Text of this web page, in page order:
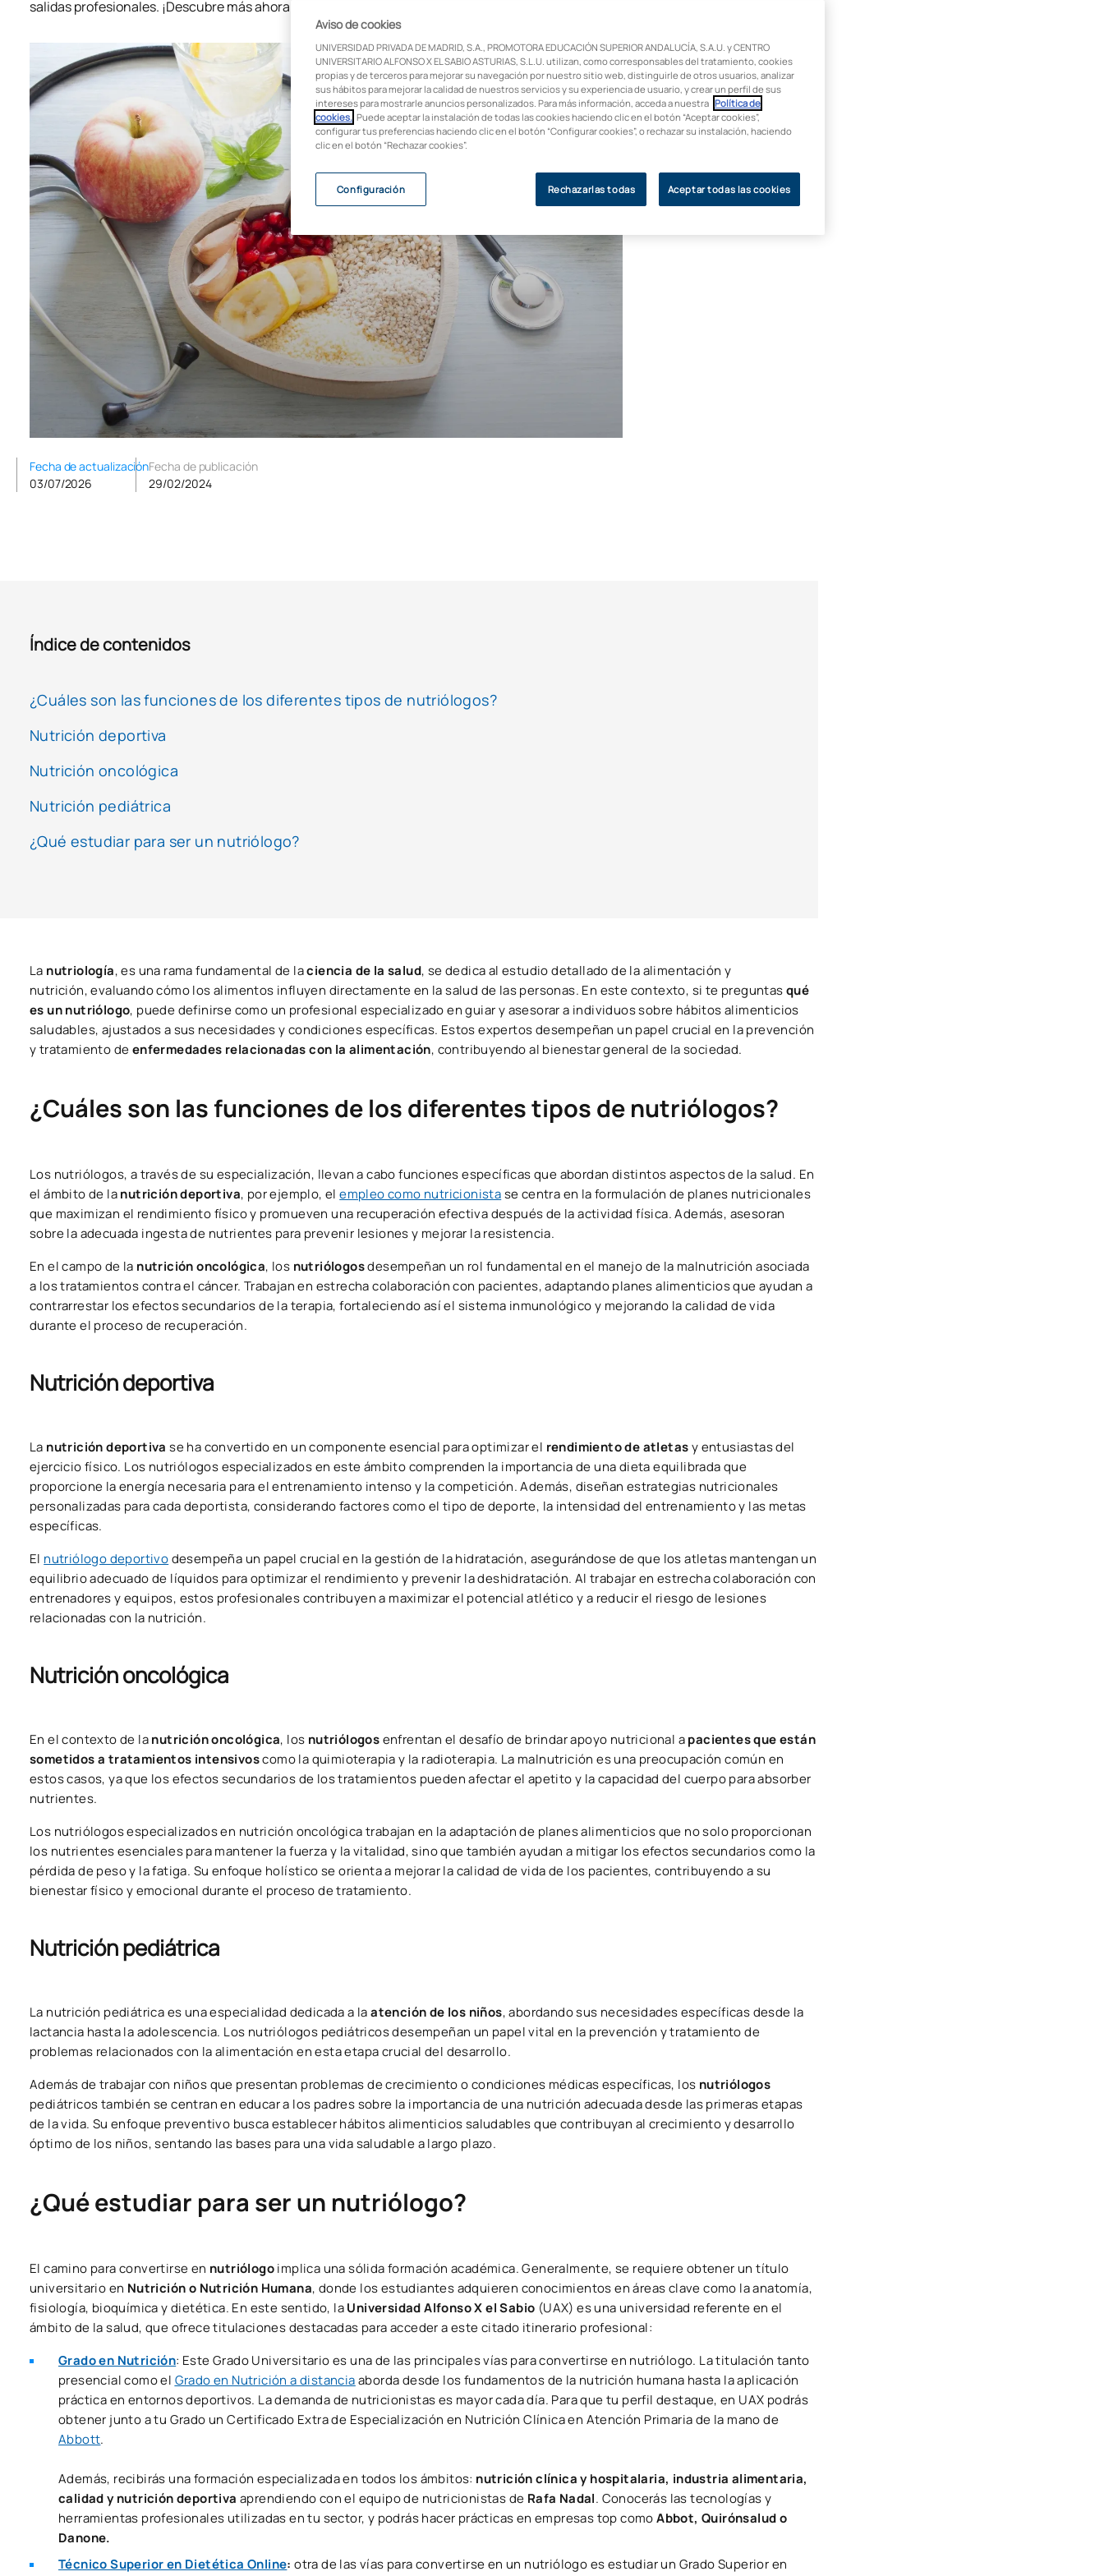
salidas profesionales. ¡Descubre más ahora!
Fecha de actualización
03/07/2026
Fecha de publicación
29/02/2024
Índice de contenidos
¿Cuáles son las funciones de los diferentes tipos de nutriólogos?
Nutrición deportiva
Nutrición oncológica
Nutrición pediátrica
¿Qué estudiar para ser un nutriólogo?
La nutriología, es una rama fundamental de laciencia de la salud, se dedica al estudio detallado de la alimentación y
nutrición, evaluando cómo los alimentos influyen directamente en la salud de las personas. En este contexto, si te preguntasqué
es un nutriólogo, puede definirse como un profesional especializado en guiar y asesorar a individuos sobre hábitos alimenticios
saludables, ajustados a sus necesidades y condiciones específicas. Estos expertos desempeñan un papel crucial en la prevención
y tratamiento deenfermedades relacionadas con la alimentación, contribuyendo al bienestar general de la sociedad.
¿Cuáles son las funciones de los diferentes tipos de nutriólogos?
Los nutriólogos, a través de su especialización, llevan a cabo funciones específicas que abordan distintos aspectos de la salud. En
el ámbito de lanutrición deportiva, por ejemplo, elempleo como nutricionistase centra en la formulación de planes nutricionales
que maximizan el rendimiento físico y promueven una recuperación efectiva después de la actividad física. Además, asesoran
sobre la adecuada ingesta de nutrientes para prevenir lesiones y mejorar la resistencia.
En el campo de la nutrición oncológica, los nutriólogosdesempeñan un rol fundamental en el manejo de la malnutrición asociada
a los tratamientos contra el cáncer. Trabajan en estrecha colaboración con pacientes, adaptando planes alimenticios que ayudan a
contrarrestar los efectos secundarios de la terapia, fortaleciendo así el sistema inmunológico y mejorando la calidad de vida
durante el proceso de recuperación.
Nutrición deportiva
La nutrición deportiva se ha convertido en un componente esencial para optimizar el rendimiento de atletasy entusiastas del
ejercicio físico. Los nutriólogos especializados en este ámbito comprenden la importancia de una dieta equilibrada que
proporcione la energía necesaria para el entrenamiento intenso y la competición. Además, diseñan estrategias nutricionales
personalizadas para cada deportista, considerando factores como el tipo de deporte, la intensidad del entrenamiento y las metas
específicas.
El nutriólogo deportivodesempeña un papel crucial en la gestión de la hidratación, asegurándose de que los atletas mantengan un
equilibrio adecuado de líquidos para optimizar el rendimiento y prevenir la deshidratación. Al trabajar en estrecha colaboración con
entrenadores y equipos, estos profesionales contribuyen a maximizar el potencial atlético y a reducir el riesgo de lesiones
relacionadas con la nutrición.
Nutrición oncológica
En el contexto de lanutrición oncológica, los nutriólogosenfrentan el desafío de brindar apoyo nutricional apacientes que están
sometidos a tratamientos intensivoscomo la quimioterapia y la radioterapia. La malnutrición es una preocupación común en
estos casos, ya que los efectos secundarios de los tratamientos pueden afectar el apetito y la capacidad del cuerpo para absorber
nutrientes.
Los nutriólogos especializados en nutrición oncológica trabajan en la adaptación de planes alimenticios que no solo proporcionan
los nutrientes esenciales para mantener la fuerza y la vitalidad, sino que también ayudan a mitigar los efectos secundarios como la
pérdida de peso y la fatiga. Su enfoque holístico se orienta a mejorar la calidad de vida de los pacientes, contribuyendo a su
bienestar físico y emocional durante el proceso de tratamiento.
Nutrición pediátrica
La nutrición pediátrica es una especialidad dedicada a laatención de los niños, abordando sus necesidades específicas desde la
lactancia hasta la adolescencia. Los nutriólogos pediátricos desempeñan un papel vital en la prevención y tratamiento de
problemas relacionados con la alimentación en esta etapa crucial del desarrollo.
Además de trabajar con niños que presentan problemas de crecimiento o condiciones médicas específicas, los nutriólogos
pediátricos también se centran en educar a los padres sobre la importancia de una nutrición adecuada desde las primeras etapas
de la vida. Su enfoque preventivo busca establecer hábitos alimenticios saludables que contribuyan al crecimiento y desarrollo
óptimo de los niños, sentando las bases para una vida saludable a largo plazo.
¿Qué estudiar para ser un nutriólogo?
El camino para convertirse en nutriólogoimplica una sólida formación académica. Generalmente, se requiere obtener un título
universitario en Nutrición o Nutrición Humana, donde los estudiantes adquieren conocimientos en áreas clave como la anatomía,
fisiología, bioquímica y dietética. En este sentido, laUniversidad Alfonso X el Sabio (UAX) es una universidad referente en el
ámbito de la salud, que ofrece titulaciones destacadas para acceder a este citado itinerario profesional:
Grado en Nutrición: Este Grado Universitario es una de las principales vías para convertirse en nutriólogo. La titulación tanto
presencial como el Grado en Nutrición a distanciaaborda desde los fundamentos de la nutrición humana hasta la aplicación
práctica en entornos deportivos. La demanda de nutricionistas es mayor cada día. Para que tu perfil destaque, en UAX podrás
obtener junto a tu Grado un Certificado Extra de Especialización en Nutrición Clínica en Atención Primaria de la mano de
Abbott.
Además, recibirás una formación especializada en todos los ámbitos: nutrición clínica y hospitalaria, industria alimentaria,
calidad y nutrición deportiva aprendiendo con el equipo de nutricionistas de Rafa Nadal. Conocerás las tecnologías y
herramientas profesionales utilizadas en tu sector, y podrás hacer prácticas en empresas top comoAbbot, Quirónsalud o
Danone.
Técnico Superior en Dietética Online:otra de las vías para convertirse en un nutriólogo es estudiar un Grado Superior en
Aviso de cookies
UNIVERSIDAD PRIVADA DE MADRID, S.A., PROMOTORA EDUCACIÓN SUPERIOR ANDALUCÍA, S.A.U. y CENTRO
UNIVERSITARIO ALFONSO X EL SABIO ASTURIAS, S.L.U. utilizan, como corresponsables del tratamiento, cookies
propias y de terceros para mejorar su navegación por nuestro sitio web, distinguirle de otros usuarios, analizar
sus hábitos para mejorar la calidad de nuestros servicios y su experiencia de usuario, y crear un perfil de sus
intereses para mostrarle anuncios personalizados. Para más información, acceda a nuestra Política de
cookies. . Puede aceptar la instalación de todas las cookies haciendo clic en el botón “Aceptar cookies”,
configurar tus preferencias haciendo clic en el botón “Configurar cookies”, o rechazar su instalación, haciendo
clic en el botón “Rechazar cookies”.
Rechazarlas todas Aceptar todas las cookies
Configuración